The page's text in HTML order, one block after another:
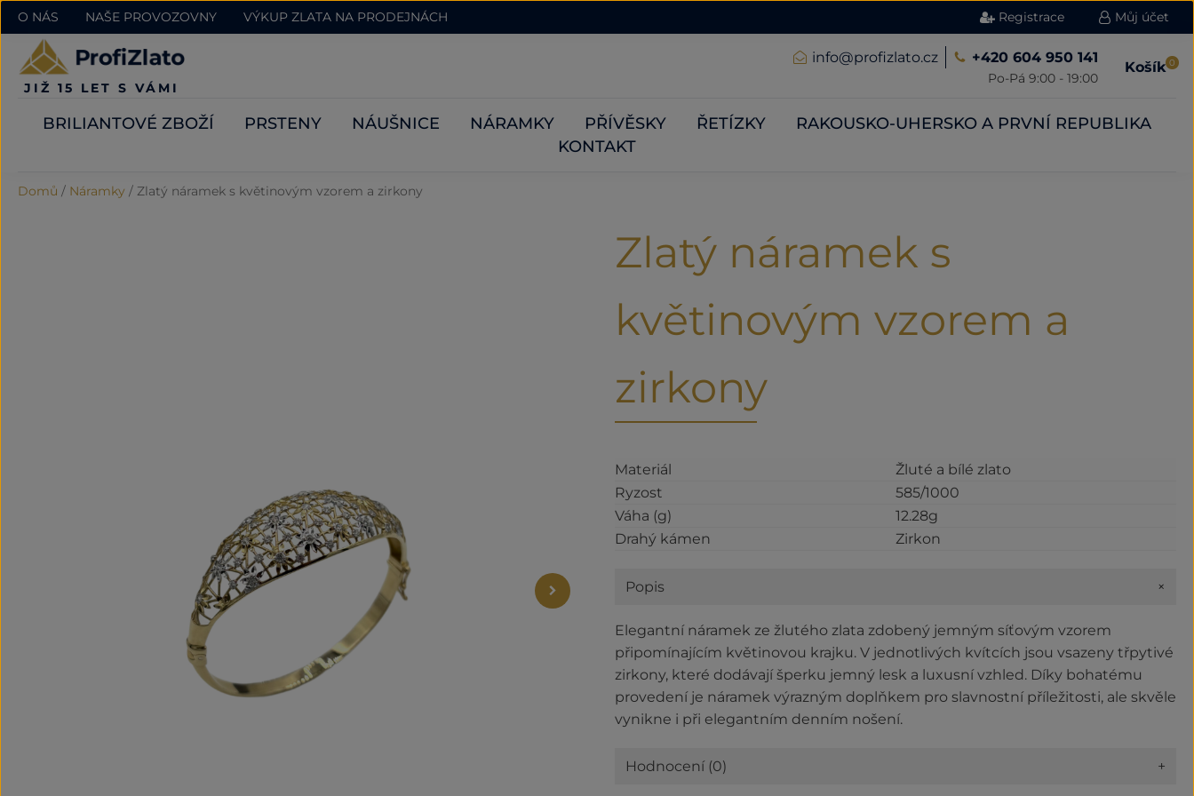
O NÁS NAŠE PROVOZOVNY VÝKUP ZLATA NA PRODEJNÁCH Registrace Můj účet
JIŽ 15 LET S VÁMI
info@profizlato.cz +420 604 950 141
Po-Pá 9:00 - 19:00
Košík 0
BRILIANTOVÉ ZBOŽÍ PRSTENY NÁUŠNICE NÁRAMKY PŘÍVĚSKY ŘETÍZKY
RAKOUSKO-UHERSKO A PRVNÍ REPUBLIKA
KONTAKT
Domů / Náramky / Zlatý náramek s květinovým vzorem a zirkony
Zlatý náramek s
květinovým vzorem a
zirkony
Materiál
Žluté a bílé zlato
Ryzost
585/1000
Váha (g)
12.28g
Drahý kámen
Zirkon
Popis +
Elegantní náramek ze žlutého zlata zdobený jemným síťovým vzorem
připomínajícím květinovou krajku. V jednotlivých kvítcích jsou vsazeny třpytivé
zirkony, které dodávají šperku jemný lesk a luxusní vzhled. Díky bohatému
provedení je náramek výrazným doplňkem pro slavnostní příležitosti, ale skvěle
vynikne i při elegantním denním nošení.
Hodnocení (0) +